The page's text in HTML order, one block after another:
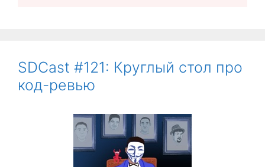
SDCast #121: Круглый стол про
код-ревью